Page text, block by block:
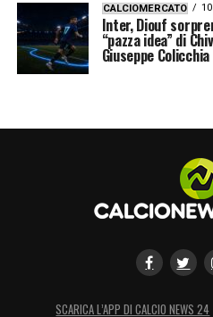
CALCIOMERCATO
Inter, Diouf
“pazza idea” di
Giuseppe Colicchia
SCARICA L’APP DI CALCIO NEWS 24